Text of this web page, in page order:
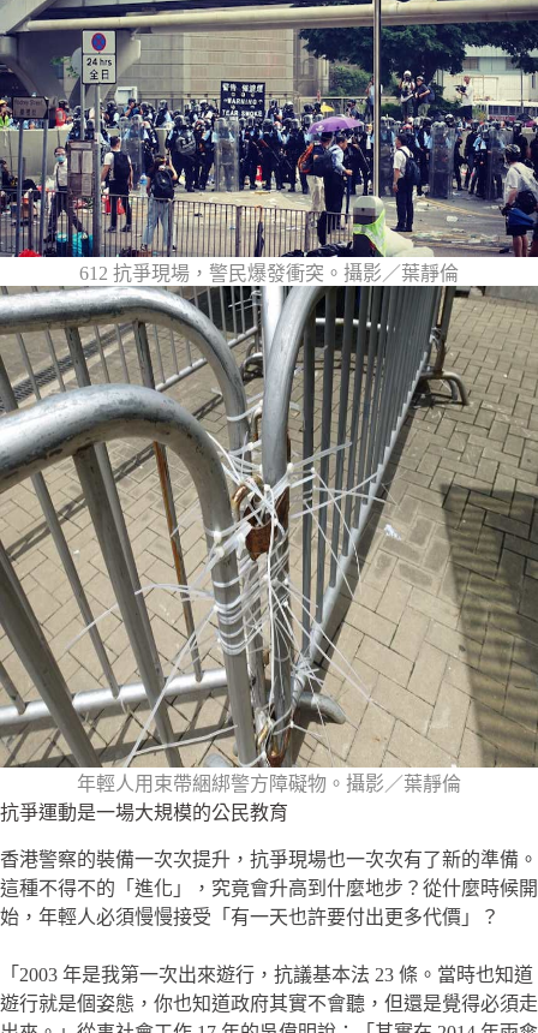
612 抗爭現場，警民爆發衝突。攝影／葉靜倫
年輕人用束帶綑綁警方障礙物。攝影／葉靜倫
抗爭運動是一場大規模的公民教育
香港警察的裝備一次次提升，抗爭現場也一次次有了新的準備。
這種不得不的「進化」，究竟會升高到什麼地步？從什麼時候開
始，年輕人必須慢慢接受「有一天也許要付出更多代價」？
「2003 年是我第一次出來遊行，抗議基本法 23 條。當時也知道
遊行就是個姿態，你也知道政府其實不會聽，但還是覺得必須走